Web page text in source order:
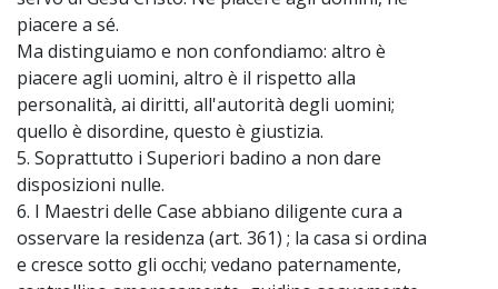
piacere a sé.
Ma distinguiamo e non confondiamo: altro è
piacere agli uomini, altro è il rispetto alla
personalità, ai diritti, all'autorità degli uomini;
quello è disordine, questo è giustizia.
5. Soprattutto i Superiori badino a non dare
disposizioni nulle.
6. I Maestri delle Case abbiano diligente cura a
osservare la residenza (art. 361) ; la casa si ordina
e cresce sotto gli occhi; vedano paternamente,